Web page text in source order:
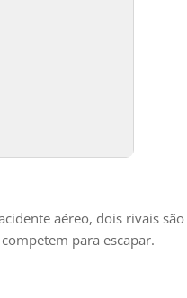
aéreo, dois rivais
para escapar.